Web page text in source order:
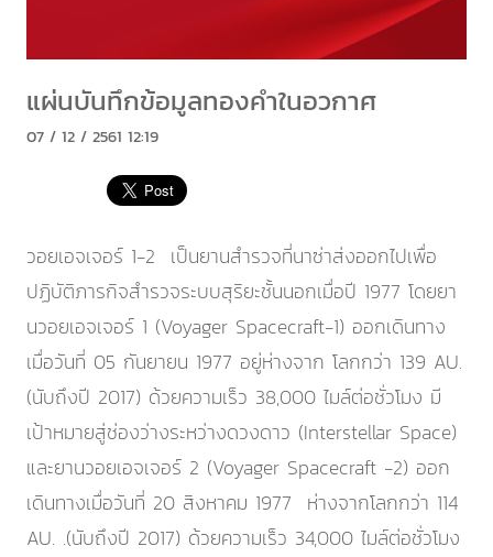
แผ่นบันทึกข้อมูลทองคำในอวกาศ
07 / 12 / 2561 12:19
วอยเอจเจอร์ 1-2 เป็นยานสำรวจที่นาซ่าส่งออกไปเพื่อ
ปฏิบัติภารกิจสำรวจระบบสุริยะชั้นนอกเมื่อปี 1977 โดยยา
นวอยเอจเจอร์ 1 (Voyager Spacecraft-1) ออกเดินทาง
เมื่อวันที่ 05 กันยายน 1977 อยู่ห่างจาก โลกกว่า 139 AU.
(นับถึงปี 2017) ด้วยความเร็ว 38,000 ไมล์ต่อชั่วโมง มี
เป้าหมายสู่ช่องว่างระหว่างดวงดาว (Interstellar Space)
และยานวอยเอจเจอร์ 2 (Voyager Spacecraft -2) ออก
เดินทางเมื่อวันที่ 20 สิงหาคม 1977 ห่างจากโลกกว่า 114
AU. .(นับถึงปี 2017) ด้วยความเร็ว 34,000 ไมล์ต่อชั่วโมง